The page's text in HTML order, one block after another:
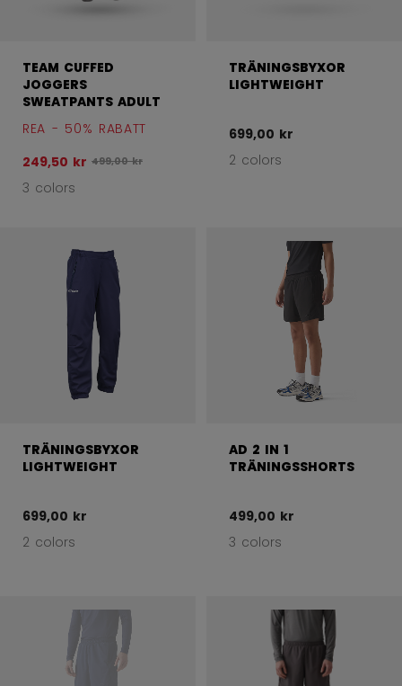
TEAM CUFFED
JOGGERS
SWEATPANTS ADULT
REA - 50% RABATT
249,50 kr Ursprungligt pris före rabatt var
499,00 kr
3 colors
TRÄNINGSBYXOR
LIGHTWEIGHT
699,00 kr
2 colors
TRÄNINGSBYXOR
LIGHTWEIGHT
699,00 kr
2 colors
AD 2 IN 1
TRÄNINGSSHORTS
499,00 kr
3 colors